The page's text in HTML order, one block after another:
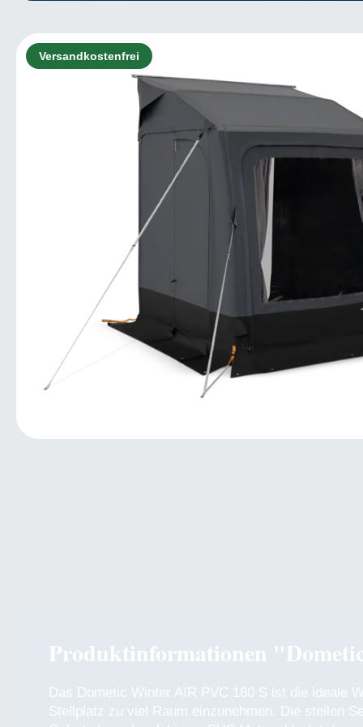
Bildergalerie überspringen
Versandkostenfrei
Produktinformationen
Das Dometic Winter AIR PVC 180 S ist die ideale
Stellplatz zu viel Raum einzunehmen. Die steilen